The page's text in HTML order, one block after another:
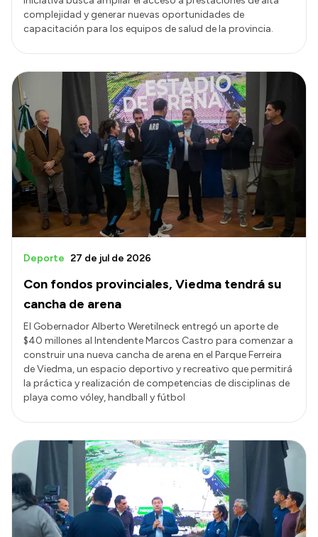
complejidad y generar nuevas oportunidades de
capacitación para los equipos de salud de la provincia.
Con fondos provinciales, Viedma tendrá su
cancha de arena
Deporte 27 de jul de 2026
El Gobernador Alberto Weretilneck entregó un aporte de
$40 millones al Intendente Marcos Castro para comenzar a
construir una nueva cancha de arena en el Parque Ferreira
de Viedma, un espacio deportivo y recreativo que permitirá
la práctica y realización de competencias de disciplinas de
playa como vóley, handball y fútbol